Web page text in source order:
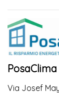
PosaClima
Via Josef